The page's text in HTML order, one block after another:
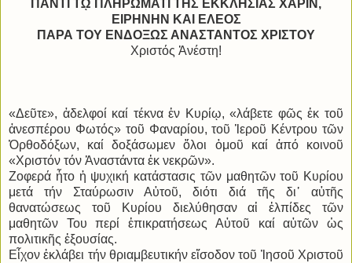
ΠΑΝΤΙ Τῼ ΠΛΗΡΩΜΑΤΙ ΤΗΣ ΕΚΚΛΗΣΙΑΣ ΧΑΡΙΝ,
ΕΙΡΗΝΗΝ ΚΑΙ ΕΛΕΟΣ
ΠΑΡΑ ΤΟΥ ΕΝΔΟΞΩΣ ΑΝΑΣΤΑΝΤΟΣ ΧΡΙΣΤΟΥ
Χριστός Ἀνέστη!
«Δεῦτε», ἀδελφοί καί τέκνα ἐν Κυρίῳ, «λάβετε φῶς ἐκ τοῦ
ἀνεσπέρου Φωτός» τοῦ Φαναρίου, τοῦ Ἱεροῦ Κέντρου τῶν
Ὀρθοδόξων, καί δοξάσωμεν ὅλοι ὁμοῦ καί ἀπό κοινοῦ
«Χριστόν τόν Ἀναστάντα ἐκ νεκρῶν».
Ζοφερά ἦτο ἡ ψυχική κατάστασις τῶν μαθητῶν τοῦ Κυρίου
μετά τήν Σταύρωσιν Αὐτοῦ, διότι διά τῆς δι᾿ αὐτῆς
θανατώσεως τοῦ Κυρίου διελύθησαν αἱ ἐλπίδες τῶν
μαθητῶν Του περί ἐπικρατήσεως Αὐτοῦ καί αὐτῶν ὡς
πολιτικῆς ἐξουσίας.
Εἶχον ἐκλάβει τήν θριαμβευτικήν εἴσοδον τοῦ Ἰησοῦ Χριστοῦ